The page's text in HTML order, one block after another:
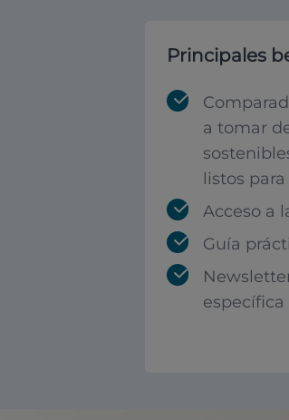
Principales
a tomar
listos
Acceso a
Guía